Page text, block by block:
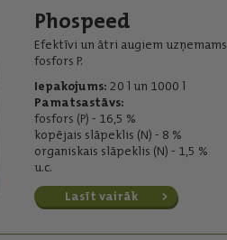
Phospeed
Efektīvi un ātri augiem uzņemams
fosfors P.
Iepakojums: 20 l un 1000 l
Pamatsastāvs:
fosfors (P) - 16,5 %
kopējais slāpeklis (N) - 8 %
organiskais slāpeklis (N) - 1,5 %
u.c.
Lasīt vairāk